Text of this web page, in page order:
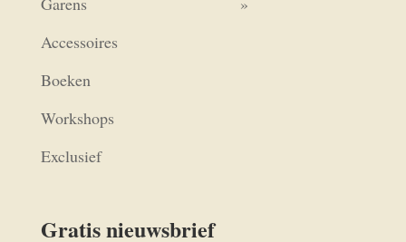
Accessoires
Boeken
Workshops
Exclusief
Gratis nieuwsbrief